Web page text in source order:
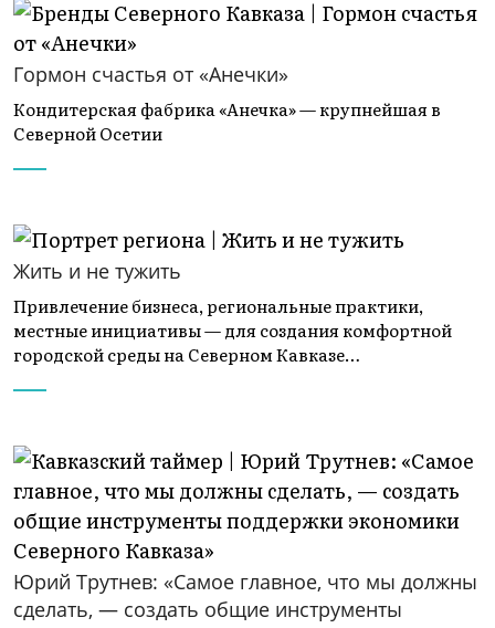
Гормон счастья от «Анечки»
Кондитерская фабрика «Анечка» — крупнейшая в
Северной Осетии
Жить и не тужить
Привлечение бизнеса, региональные практики,
местные инициативы — для создания комфортной
городской среды на Северном Кавказе…
Юрий Трутнев: «Самое главное, что мы должны
сделать, — создать общие инструменты